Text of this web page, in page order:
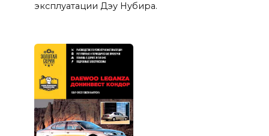
эксплуатации Дэу Нубира.